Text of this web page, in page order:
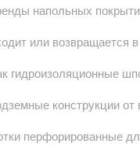
напольных
или возвращается
гидроизоляционные
конструкции от
перфорированные